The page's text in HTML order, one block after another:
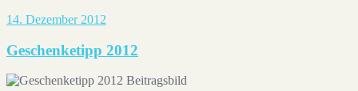
14. Dezember 2012
Geschenketipp 2012